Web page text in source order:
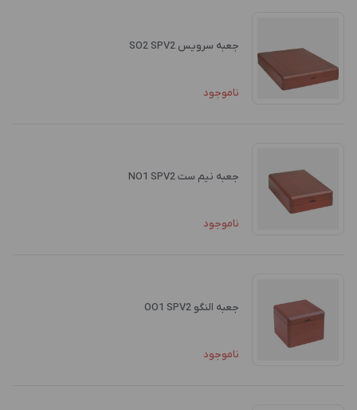
جعبه سرویس SO2 SPV2
ناموجود
جعبه نیم ست NO1 SPV2
ناموجود
جعبه النگو OO1 SPV2
ناموجود